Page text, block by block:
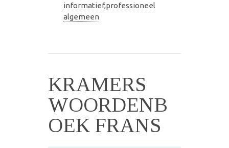
informatief,professioneel
algemeen
KRAMERS
WOORDENB
OEK FRANS